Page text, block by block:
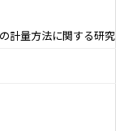
計量方法に関する研究